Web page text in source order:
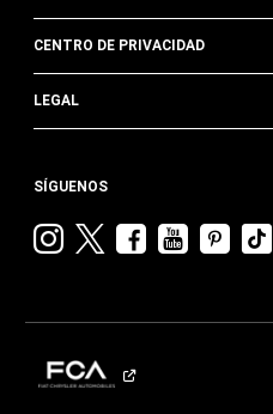
CENTRO DE PRIVACIDAD
LEGAL
SÍGUENOS
VisitarVisitarVisitar
Chrysler
Visitar